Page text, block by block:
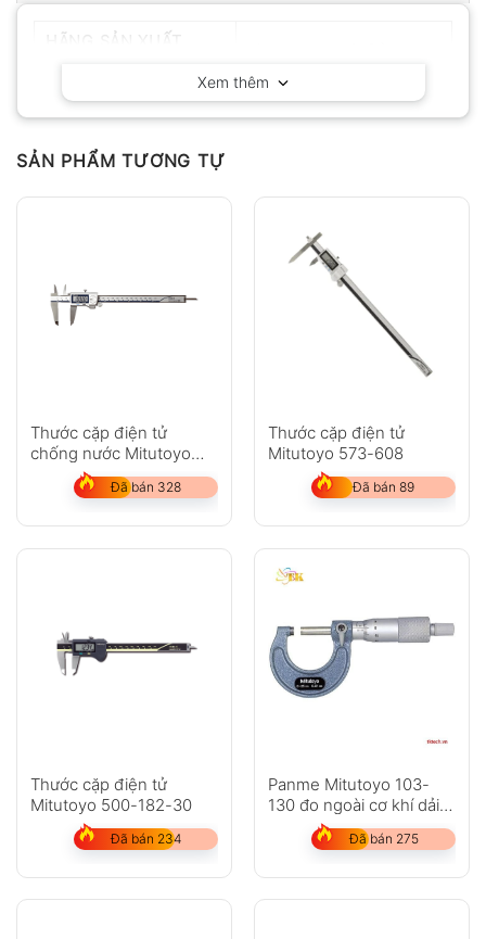
Xem thêm
SẢN PHẨM TƯƠNG TỰ
Thước cặp điện tử
chống nước Mitutoyo
500-753-20
Đã bán 328
Thước cặp điện tử
Mitutoyo 573-608
Đã bán 89
Thước cặp điện tử
Mitutoyo 500-182-30
Đã bán 234
Panme Mitutoyo 103-
130 đo ngoài cơ khí dải
đo 25-50mm
Đã bán 275